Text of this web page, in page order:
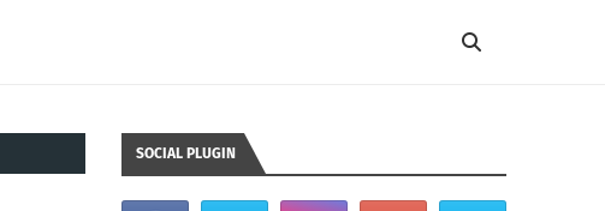
SOCIAL PLUGIN